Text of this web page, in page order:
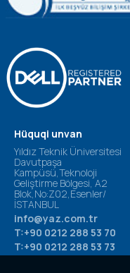
Hüquqi unvan
Yıldız Teknik Üniversitesi
Davutpaşa
Kampüsü,Teknoloji
Geliştirme Bölgesi, A2
Blok,No:Z02,Esenler/
İSTANBUL
info@yaz.com.tr
T:+90 0212 288 53 70
T:+90 0212 288 53 73